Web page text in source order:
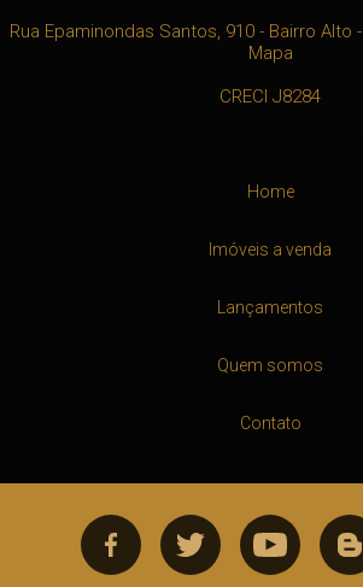
Rua Epaminondas Santos, 910 - Bairro Alto -
Mapa
CRECI J8284
Home
Imóveis a venda
Lançamentos
Quem somos
Contato